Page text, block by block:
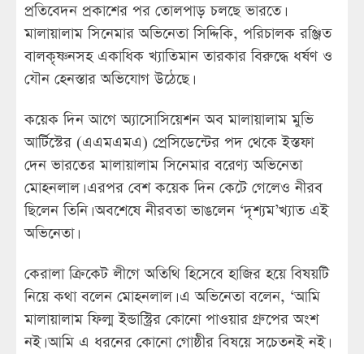
প্রতিবেদন প্রকাশের পর তোলপাড় চলছে ভারতে।
মালায়ালাম সিনেমার অভিনেতা সিদ্দিকি, পরিচালক রঞ্জিত
বালকৃষ্ণনসহ একাধিক খ্যাতিমান তারকার বিরুদ্ধে ধর্ষণ ও
যৌন হেনস্তার অভিযোগ উঠেছে।
কয়েক দিন আগে অ্যাসোসিয়েশন অব মালায়ালাম মুভি
আর্টিস্টের (এএমএমএ) প্রেসিডেন্টের পদ থেকে ইস্তফা
দেন ভারতের মালায়ালাম সিনেমার বরেণ্য অভিনেতা
মোহনলাল। এরপর বেশ কয়েক দিন কেটে গেলেও নীরব
ছিলেন তিনি। অবশেষে নীরবতা ভাঙলেন ‘দৃশ্যম’খ্যাত এই
অভিনেতা।
কেরালা ক্রিকেট লীগে অতিথি হিসেবে হাজির হয়ে বিষয়টি
নিয়ে কথা বলেন মোহনলাল। এ অভিনেতা বলেন, ‘আমি
মালায়ালাম ফিল্ম ইন্ডাস্ট্রির কোনো পাওয়ার গ্রুপের অংশ
নই। আমি এ ধরনের কোনো গোষ্ঠীর বিষয়ে সচেতনই নই।